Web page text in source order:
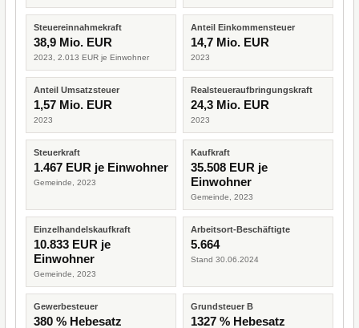
Steuereinnahmekraft
38,9 Mio. EUR
2023, 2.013 EUR je Einwohner
Anteil Einkommensteuer
14,7 Mio. EUR
2023
Anteil Umsatzsteuer
1,57 Mio. EUR
2023
Realsteueraufbringungskraft
24,3 Mio. EUR
2023
Steuerkraft
1.467 EUR je Einwohner
Gemeinde, 2023
Kaufkraft
35.508 EUR je
Einwohner
Gemeinde, 2023
Einzelhandelskaufkraft
10.833 EUR je
Einwohner
Gemeinde, 2023
Arbeitsort-Beschäftigte
5.664
Stand 30.06.2024
Gewerbesteuer
380 % Hebesatz
Grundsteuer B
1327 % Hebesatz